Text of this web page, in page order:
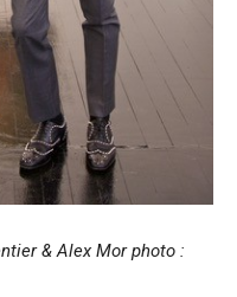
& Alex Mor photo :